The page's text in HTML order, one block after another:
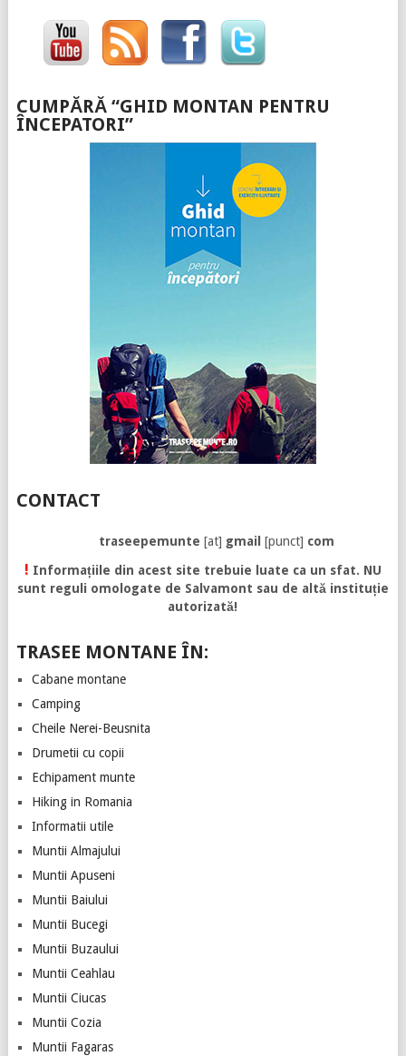
CUMPĂRĂ “GHID MONTAN PENTRU
ÎNCEPATORI”
CONTACT
traseepemunte [at] gmail [punct] com
! Informațiile din acest site trebuie luate ca un sfat. NU
sunt reguli omologate de Salvamont sau de altă instituție
autorizată!
TRASEE MONTANE ÎN:
Cabane montane
Camping
Cheile Nerei-Beusnita
Drumetii cu copii
Echipament munte
Hiking in Romania
Informatii utile
Muntii Almajului
Muntii Apuseni
Muntii Baiului
Muntii Bucegi
Muntii Buzaului
Muntii Ceahlau
Muntii Ciucas
Muntii Cozia
Muntii Fagaras